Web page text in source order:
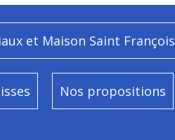
et Maison Saint François
Nos propositions